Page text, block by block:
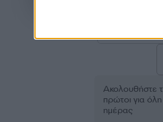
Ακολουθήστε
πρώτοι για
ημέρας